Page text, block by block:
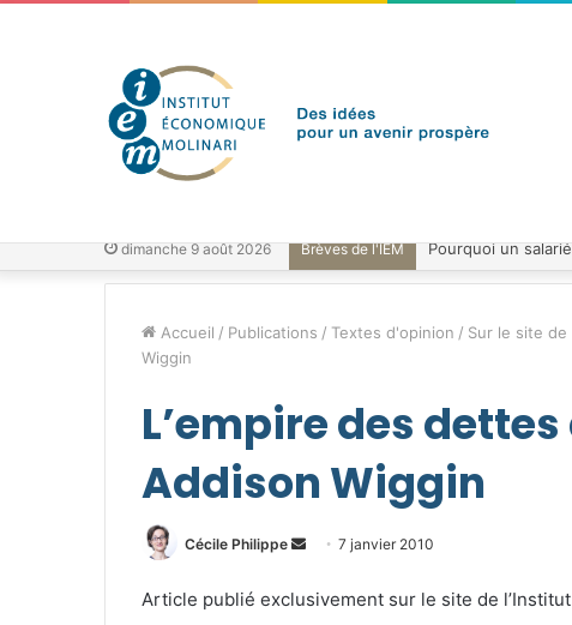
dimanche 9 août 2026 Brèves de l'IEM
Accueil / Publications / Textes d'opinion / Sur le site de
Wiggin
L’empire des
Addison Wiggin
Cécile Philippe
Envoyer
courriel
7 janvier 2010
Article publié exclusivement sur le site de